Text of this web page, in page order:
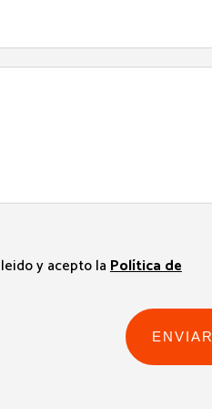
y acepto laPolítica de
ENVIAR